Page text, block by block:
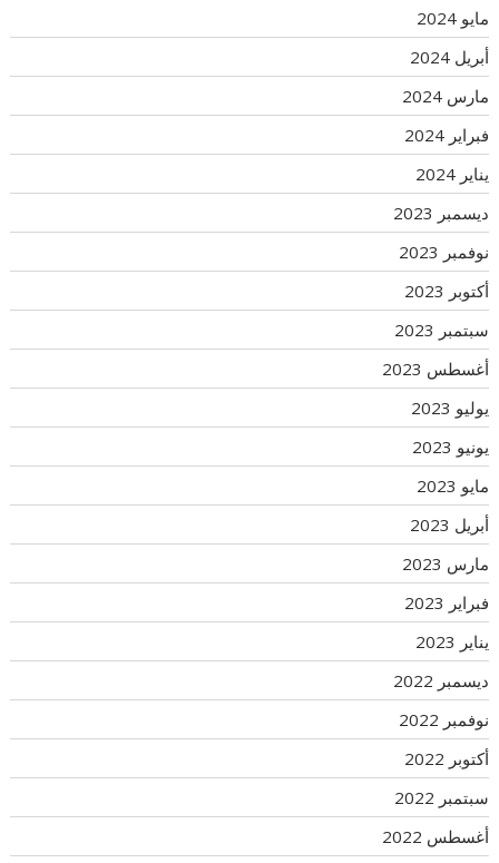
مايو 2024
أبريل 2024
مارس 2024
فبراير 2024
يناير 2024
ديسمبر 2023
نوفمبر 2023
أكتوبر 2023
سبتمبر 2023
أغسطس 2023
يوليو 2023
يونيو 2023
مايو 2023
أبريل 2023
مارس 2023
فبراير 2023
يناير 2023
ديسمبر 2022
نوفمبر 2022
أكتوبر 2022
سبتمبر 2022
أغسطس 2022